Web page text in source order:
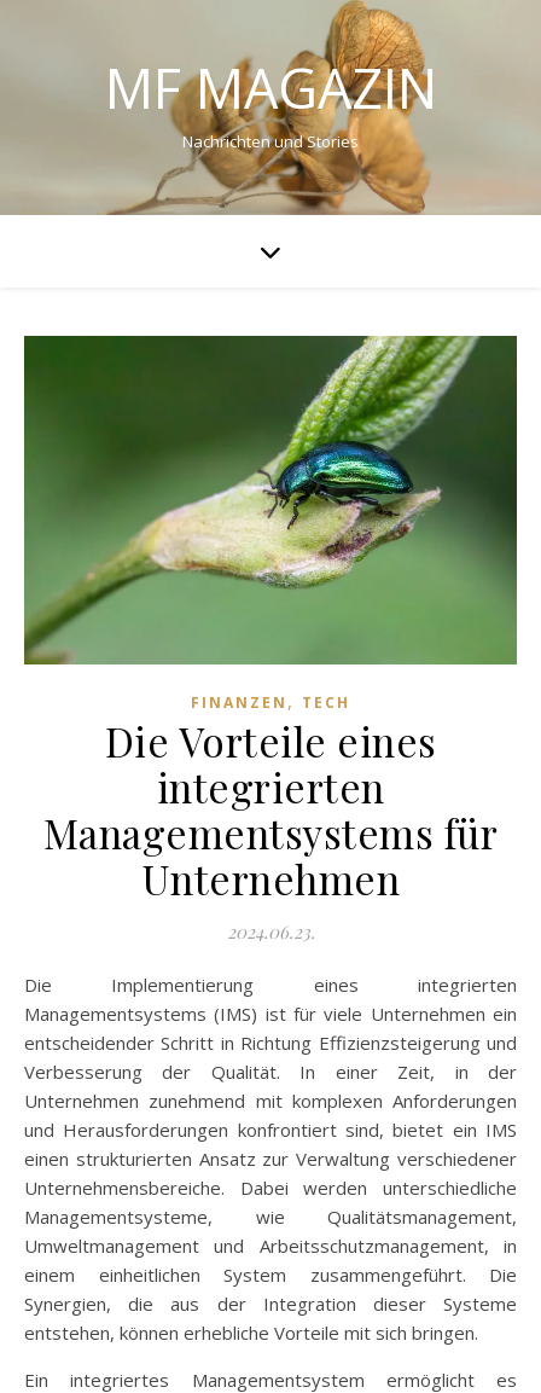
MF MAGAZIN
Nachrichten und Stories
FINANZEN , TECH
Die Vorteile eines
integrierten
Managementsystems für
Unternehmen
2024.06.23.
Die Implementierung eines integrierten
Managementsystems (IMS) ist für viele Unternehmen ein
entscheidender Schritt in Richtung Effizienzsteigerung und
Verbesserung der Qualität. In einer Zeit, in der
Unternehmen zunehmend mit komplexen Anforderungen
und Herausforderungen konfrontiert sind, bietet ein IMS
einen strukturierten Ansatz zur Verwaltung verschiedener
Unternehmensbereiche. Dabei werden unterschiedliche
Managementsysteme, wie Qualitätsmanagement,
Umweltmanagement und Arbeitsschutzmanagement, in
einem einheitlichen System zusammengeführt. Die
Synergien, die aus der Integration dieser Systeme
entstehen, können erhebliche Vorteile mit sich bringen.
Ein integriertes Managementsystem ermöglicht es